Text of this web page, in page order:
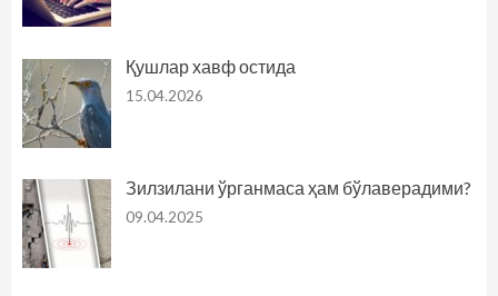
Қушлар хавф остида
15.04.2026
Зилзилани ўрганмаса ҳам бўлаверадими?
09.04.2025